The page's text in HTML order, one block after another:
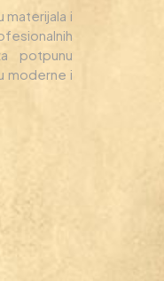
materijala i
potpunu
moderne i